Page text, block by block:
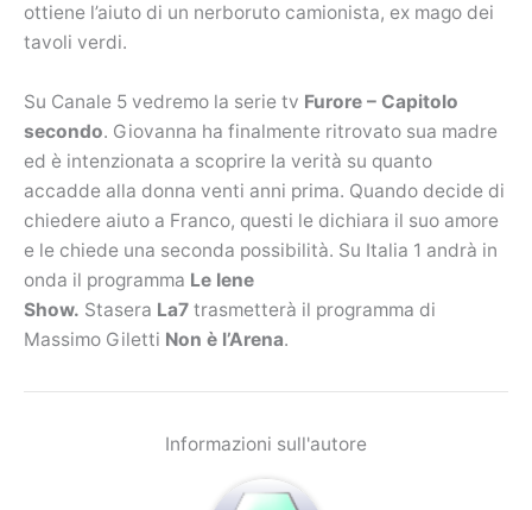
ottiene l’aiuto di un nerboruto camionista, ex mago dei
tavoli verdi.
Su Canale 5 vedremo la serie tv Furore – Capitolo
secondo. Giovanna ha finalmente ritrovato sua madre
ed è intenzionata a scoprire la verità su quanto
accadde alla donna venti anni prima. Quando decide di
chiedere aiuto a Franco, questi le dichiara il suo amore
e le chiede una seconda possibilità. Su Italia 1 andrà in
onda il programma Le Iene
Show. Stasera La7 trasmetterà il programma di
Massimo Giletti Non è l’Arena.
Informazioni sull'autore